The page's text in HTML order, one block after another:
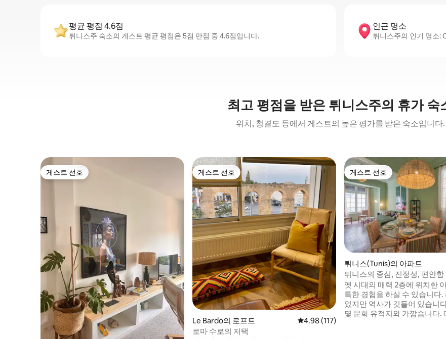
평균 평점 4.6점
튀니스주 숙소의 게스트 평균 평점은 5점 만점 중 4.6점입니다.
인근 명소
튀니스주의 인기 명소:
최고 평점을 받은 튀니스주의 휴가 숙
위치, 청결도 등에서 게스트의 높은 평가를 받은 숙소입니다.
게스트 선호
게스트 선호 게스트 선호
게스트 선호
Le Bardo의 로프트 평점 4.98점(5점 만점), 후기 117개
4.98 (117)
로마 수로의 저택
게스트 선호
게스트 선호
튀니스(Tunis)의 아파트
튀니스의 중심, 진정성, 편안함
옛 시대의 매력 2층에 위치한
특한 경험을 하실 수 있습니다.
었지만 역사가 깃들어 있습니다. 중심성
몇 문화 유적지와 가깝습니다.